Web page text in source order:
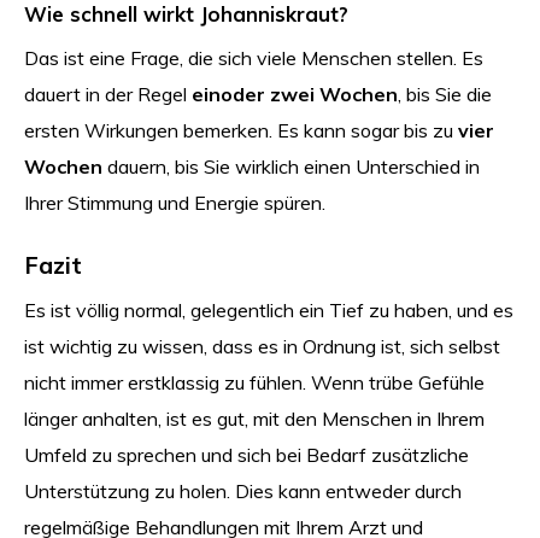
Wie schnell wirkt Johanniskraut?
Das ist eine Frage, die sich viele Menschen stellen. Es
dauert in der Regel einoder zwei Wochen, bis Sie die
ersten Wirkungen bemerken. Es kann sogar bis zu vier
Wochen dauern, bis Sie wirklich einen Unterschied in
Ihrer Stimmung und Energie spüren.
Fazit
Es ist völlig normal, gelegentlich ein Tief zu haben, und es
ist wichtig zu wissen, dass es in Ordnung ist, sich selbst
nicht immer erstklassig zu fühlen. Wenn trübe Gefühle
länger anhalten, ist es gut, mit den Menschen in Ihrem
Umfeld zu sprechen und sich bei Bedarf zusätzliche
Unterstützung zu holen. Dies kann entweder durch
regelmäßige Behandlungen mit Ihrem Arzt und